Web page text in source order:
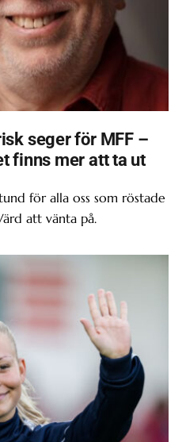
seger för MFF –
finns mer att ta ut
för alla oss som röstade
att vänta på.